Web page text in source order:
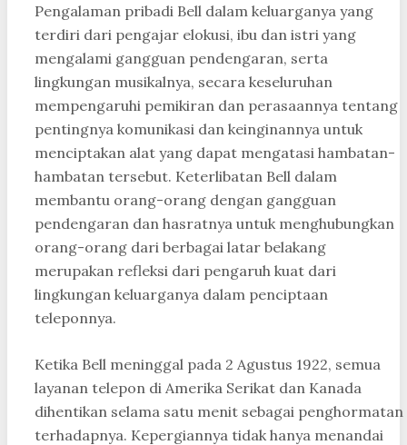
Pengalaman pribadi Bell dalam keluarganya yang
terdiri dari pengajar elokusi, ibu dan istri yang
mengalami gangguan pendengaran, serta
lingkungan musikalnya, secara keseluruhan
mempengaruhi pemikiran dan perasaannya tentang
pentingnya komunikasi dan keinginannya untuk
menciptakan alat yang dapat mengatasi hambatan-
hambatan tersebut. Keterlibatan Bell dalam
membantu orang-orang dengan gangguan
pendengaran dan hasratnya untuk menghubungkan
orang-orang dari berbagai latar belakang
merupakan refleksi dari pengaruh kuat dari
lingkungan keluarganya dalam penciptaan
teleponnya.
Ketika Bell meninggal pada 2 Agustus 1922, semua
layanan telepon di Amerika Serikat dan Kanada
dihentikan selama satu menit sebagai penghormatan
terhadapnya. Kepergiannya tidak hanya menandai